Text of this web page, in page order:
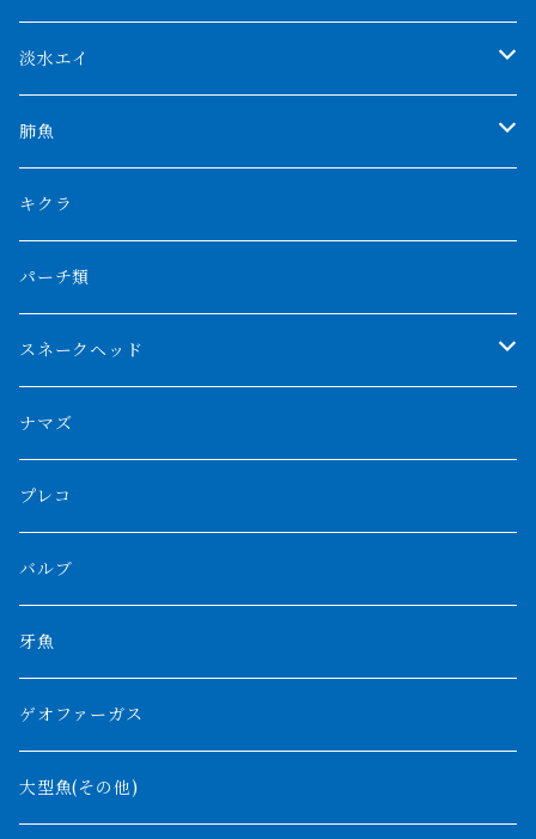
AGUS スーパーレッドF4
特殊アロワナ
厳選 過背金龍
フルゴールデンクロスバック
ブルーベースクロスバック
BILLY-KENオリジナルブランド紅龍
チョッパーレッド
ブルレッド
その他アジアアロワナ
特殊個体
紅龍
バンジャール
シルバーアロワナ
ブラックアロワナ
ノーザンバラムンディ
その他アロワナ
特殊ダトニオ
ダトニオプラスワン
リアルバンド
フォークバンド
フォーバータイガー
メニーバータイガー
ニューギニアダトニオ
モンスターポリプ
特殊ポリプ
プラチナ個体
ショート個体
ハイブリッドポリプ
エンドリケリー
ギニア
ナイジェリア
ナイルビチャー
ナポレオンビチャー
バロ川
ビキールビキール
トゥルカナ湖
オモ川
タンガニーカビチャー
アンソルギー
コウロントン
ラプラディ
ギニア
コンギクス
淡水エイ
シナガワダイヤ
ダイヤモンドポルカ
クロコダイル
その他淡水エイ
肺魚
ネオケラ
その他肺魚
キクラ
パーチ類
スネークヘッド
チャンナバルカ
大型スネークヘッド
中型スネークヘッド
小型スネークヘッド
ナマズ
プレコ
バルブ
牙魚
ゲオファーガス
大型魚(その他)